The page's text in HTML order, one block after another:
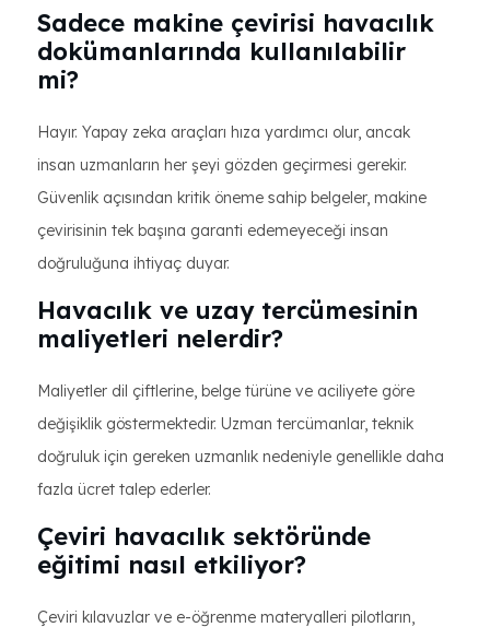
Sadece makine çevirisi havacılık
dokümanlarında kullanılabilir
mi?
Hayır. Yapay zeka araçları hıza yardımcı olur, ancak
insan uzmanların her şeyi gözden geçirmesi gerekir.
Güvenlik açısından kritik öneme sahip belgeler, makine
çevirisinin tek başına garanti edemeyeceği insan
doğruluğuna ihtiyaç duyar.
Havacılık ve uzay tercümesinin
maliyetleri nelerdir?
Maliyetler dil çiftlerine, belge türüne ve aciliyete göre
değişiklik göstermektedir. Uzman tercümanlar, teknik
doğruluk için gereken uzmanlık nedeniyle genellikle daha
fazla ücret talep ederler.
Çeviri havacılık sektöründe
eğitimi nasıl etkiliyor?
Çeviri kılavuzlar ve e-öğrenme materyalleri pilotların,